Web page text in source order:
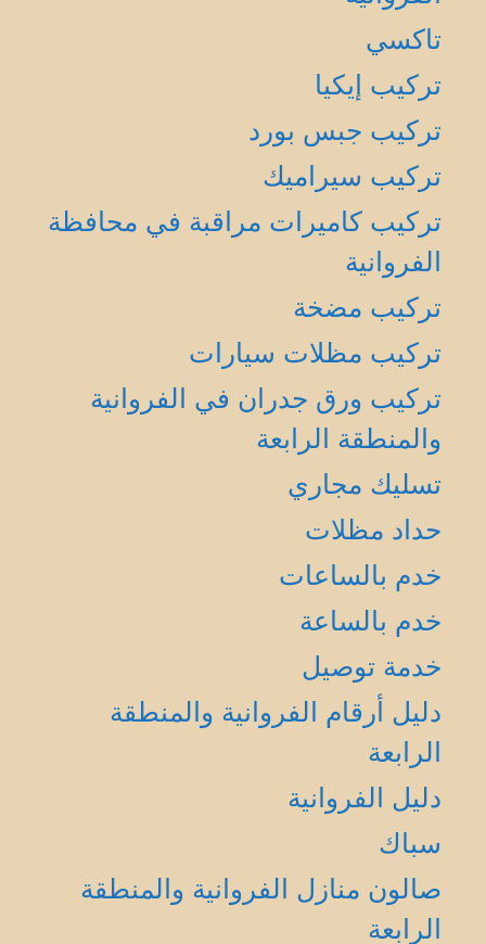
تاكسي
تركيب إيكيا
تركيب جبس بورد
تركيب سيراميك
تركيب كاميرات مراقبة في محافظة
الفروانية
تركيب مضخة
تركيب مظلات سيارات
تركيب ورق جدران في الفروانية
والمنطقة الرابعة
تسليك مجاري
حداد مظلات
خدم بالساعات
خدم بالساعة
خدمة توصيل
دليل أرقام الفروانية والمنطقة
الرابعة
دليل الفروانية
سباك
صالون منازل الفروانية والمنطقة
الرابعة